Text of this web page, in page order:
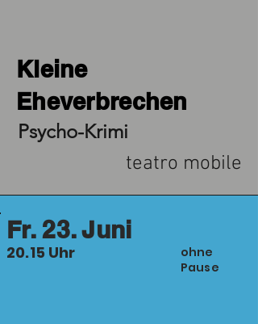
Kleine
Eheverbrechen
Psycho-Krimi
teatro mobile
Fr. 23. Juni
20.15 Uhr
ohne
Pause